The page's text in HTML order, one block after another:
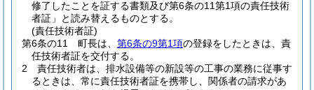
修了したことを証する書類及び第6条の11第1項の責任技術
者証」と読み替えるものとする。
(責任技術者証)
第6条の11
町長は、 第6条の9第1項の登録をしたときは、責
任技術者証を交付する。
2
責任技術者は、排水設備等の新設等の工事の業務に従事す
るときは、常に責任技術者証を携帯し、関係者の請求があ